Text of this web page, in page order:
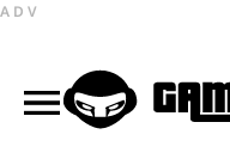
ADV